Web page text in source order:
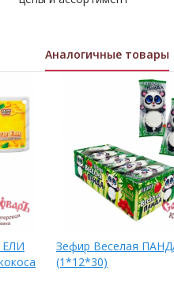
Аналогичные товары
Зефир Веселая
(1*12*30)